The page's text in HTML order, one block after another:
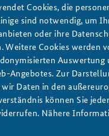
& Enhance
Cookies, die
sind notwendig, um
oder ihre
Weitere Cookies werden
Auswertung
Angebotes. Zur
Daten in den
können Sie
Nähere